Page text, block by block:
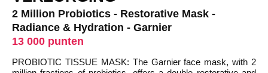
2 Million Probiotics - Restorative Mask -
Radiance & Hydration - Garnier
13 000 punten
PROBIOTIC TISSUE MASK: The Garnier face mask, with 2